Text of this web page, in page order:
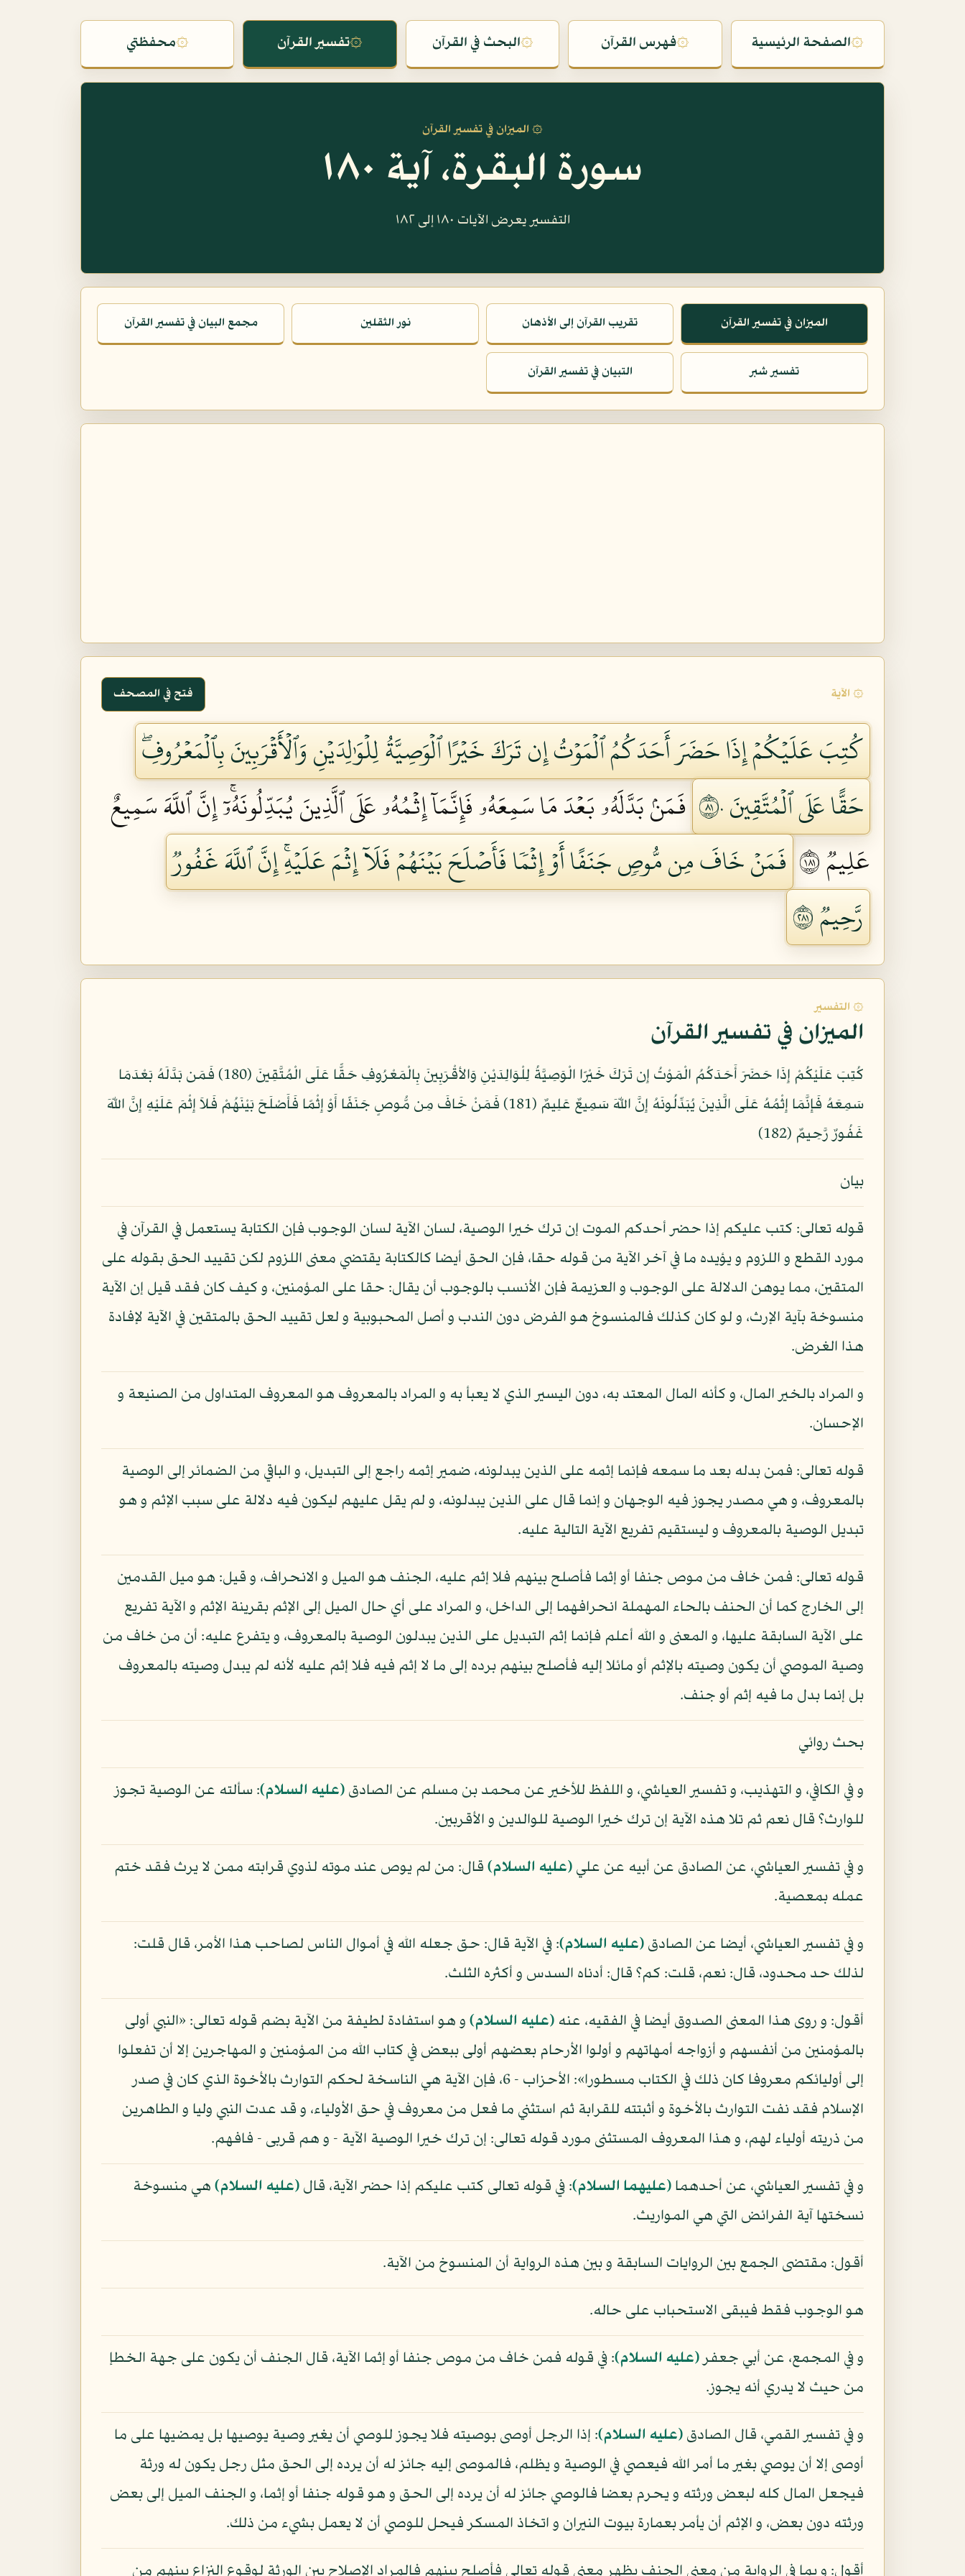
۞الصفحة الرئيسية ۞فهرس القرآن ۞البحث في القرآن ۞تفسير القرآن ۞محفظتي
۞ الميزان في تفسير القرآن
سورة البقرة، آية ١٨٠
التفسير يعرض الآيات ١٨٠ إلى ١٨٢
الميزان في تفسير القرآن تقريب القرآن إلى الأذهان نور الثقلين مجمع البيان في تفسير القرآن
تفسير شبر التبيان في تفسير القرآن
۞ الآية فتح في المصحف
كُتِبَ عَلَيۡكُمۡ إِذَا حَضَرَ أَحَدَكُمُ ٱلۡمَوۡتُ إِن تَرَكَ خَيۡرًا ٱلۡوَصِيَّةُ لِلۡوَٰلِدَيۡنِ وَٱلۡأَقۡرَبِينَ بِٱلۡمَعۡرُوفِۖ
حَقًّا عَلَى ٱلۡمُتَّقِينَ ١٨٠
فَمَنۢ بَدَّلَهُۥ بَعۡدَ مَا سَمِعَهُۥ فَإِنَّمَآ إِثۡمُهُۥ عَلَى ٱلَّذِينَ يُبَدِّلُونَهُۥٓۚ إِنَّ ٱللَّهَ سَمِيعٌ
عَلِيمٞ ١٨١
فَمَنۡ خَافَ مِن مُّوصٖ جَنَفًا أَوۡ إِثۡمٗا فَأَصۡلَحَ بَيۡنَهُمۡ فَلَآ إِثۡمَ عَلَيۡهِۚ إِنَّ ٱللَّهَ غَفُورٞ
رَّحِيمٞ ١٨٢
۞ التفسير
الميزان في تفسير القرآن
كُتِبَ عَلَيْكُمْ إِذَا حَضَرَ أَحَدَكُمُ الْمَوْتُ إِن تَرَكَ خَيْرًا الْوَصِيَّةُ لِلْوَالِدَيْنِ وَالأقْرَبِينَ بِالْمَعْرُوفِ حَقًّا عَلَى الْمُتَّقِينَ (180) فَمَن بَدَّلَهُ بَعْدَمَا
سَمِعَهُ فَإِنَّمَا إِثْمُهُ عَلَى الَّذِينَ يُبَدِّلُونَهُ إِنَّ اللّهَ سَمِيعٌ عَلِيمٌ (181) فَمَنْ خَافَ مِن مُّوصٍ جَنَفًا أَوْ إِثْمًا فَأَصْلَحَ بَيْنَهُمْ فَلاَ إِثْمَ عَلَيْهِ إِنَّ اللّهَ
غَفُورٌ رَّحِيمٌ (182)
بيان
قوله تعالى: كتب عليكم إذا حضر أحدكم الموت إن ترك خيرا الوصية، لسان الآية لسان الوجوب فإن الكتابة يستعمل في القرآن في
مورد القطع و اللزوم و يؤيده ما في آخر الآية من قوله حقا، فإن الحق أيضا كالكتابة يقتضي معنى اللزوم لكن تقييد الحق بقوله على
المتقين، مما يوهن الدلالة على الوجوب و العزيمة فإن الأنسب بالوجوب أن يقال: حقا على المؤمنين، و كيف كان فقد قيل إن الآية
منسوخة بآية الإرث، و لو كان كذلك فالمنسوخ هو الفرض دون الندب و أصل المحبوبية و لعل تقييد الحق بالمتقين في الآية لإفادة
هذا الغرض.
و المراد بالخير المال، و كأنه المال المعتد به، دون اليسير الذي لا يعبأ به و المراد بالمعروف هو المعروف المتداول من الصنيعة و
الإحسان.
قوله تعالى: فمن بدله بعد ما سمعه فإنما إثمه على الذين يبدلونه، ضمير إثمه راجع إلى التبديل، و الباقي من الضمائر إلى الوصية
بالمعروف، و هي مصدر يجوز فيه الوجهان و إنما قال على الذين يبدلونه، و لم يقل عليهم ليكون فيه دلالة على سبب الإثم و هو
تبديل الوصية بالمعروف و ليستقيم تفريع الآية التالية عليه.
قوله تعالى: فمن خاف من موص جنفا أو إثما فأصلح بينهم فلا إثم عليه، الجنف هو الميل و الانحراف، و قيل: هو ميل القدمين
إلى الخارج كما أن الحنف بالحاء المهملة انحرافهما إلى الداخل، و المراد على أي حال الميل إلى الإثم بقرينة الإثم و الآية تفريع
على الآية السابقة عليها، و المعنى و الله أعلم فإنما إثم التبديل على الذين يبدلون الوصية بالمعروف، و يتفرع عليه: أن من خاف من
وصية الموصي أن يكون وصيته بالإثم أو مائلا إليه فأصلح بينهم برده إلى ما لا إثم فيه فلا إثم عليه لأنه لم يبدل وصيته بالمعروف
بل إنما بدل ما فيه إثم أو جنف.
بحث روائي
و في الكافي، و التهذيب، و تفسير العياشي، و اللفظ للأخير عن محمد بن مسلم عن الصادق (عليه السلام): سألته عن الوصية تجوز
للوارث؟ قال نعم ثم تلا هذه الآية إن ترك خيرا الوصية للوالدين و الأقربين.
و في تفسير العياشي، عن الصادق عن أبيه عن علي (عليه السلام) قال: من لم يوص عند موته لذوي قرابته ممن لا يرث فقد ختم
عمله بمعصية.
و في تفسير العياشي، أيضا عن الصادق (عليه السلام): في الآية قال: حق جعله الله في أموال الناس لصاحب هذا الأمر، قال قلت:
لذلك حد محدود، قال: نعم، قلت: كم؟ قال: أدناه السدس و أكثره الثلث.
أقول: و روى هذا المعنى الصدوق أيضا في الفقيه، عنه (عليه السلام) و هو استفادة لطيفة من الآية بضم قوله تعالى: «النبي أولى
بالمؤمنين من أنفسهم و أزواجه أمهاتهم و أولوا الأرحام بعضهم أولى ببعض في كتاب الله من المؤمنين و المهاجرين إلا أن تفعلوا
إلى أوليائكم معروفا كان ذلك في الكتاب مسطورا»: الأحزاب - 6، فإن الآية هي الناسخة لحكم التوارث بالأخوة الذي كان في صدر
الإسلام فقد نفت التوارث بالأخوة و أثبتته للقرابة ثم استثني ما فعل من معروف في حق الأولياء، و قد عدت النبي وليا و الطاهرين
من ذريته أولياء لهم، و هذا المعروف المستثنى مورد قوله تعالى: إن ترك خيرا الوصية الآية - و هم قربى - فافهم.
و في تفسير العياشي، عن أحدهما (عليهما السلام): في قوله تعالى كتب عليكم إذا حضر الآية، قال (عليه السلام) هي منسوخة
نسختها آية الفرائض التي هي المواريث.
أقول: مقتضى الجمع بين الروايات السابقة و بين هذه الرواية أن المنسوخ من الآية.
هو الوجوب فقط فيبقى الاستحباب على حاله.
و في المجمع، عن أبي جعفر(عليه السلام): في قوله فمن خاف من موص جنفا أو إثما الآية، قال الجنف أن يكون على جهة الخطإ
من حيث لا يدري أنه يجوز.
و في تفسير القمي، قال الصادق (عليه السلام): إذا الرجل أوصى بوصيته فلا يجوز للوصي أن يغير وصية يوصيها بل يمضيها على ما
أوصى إلا أن يوصي بغير ما أمر الله فيعصي في الوصية و يظلم، فالموصى إليه جائز له أن يرده إلى الحق مثل رجل يكون له ورثة
فيجعل المال كله لبعض ورثته و يحرم بعضا فالوصي جائز له أن يرده إلى الحق و هو قوله جنفا أو إثما، و الجنف الميل إلى بعض
ورثته دون بعض، و الإثم أن يأمر بعمارة بيوت النيران و اتخاذ المسكر فيحل للوصي أن لا يعمل بشيء من ذلك.
أقول: و بما في الرواية من معنى الجنف يظهر معنى قوله تعالى فأصلح بينهم فالمراد الإصلاح بين الورثة لوقوع النزاع بينهم من